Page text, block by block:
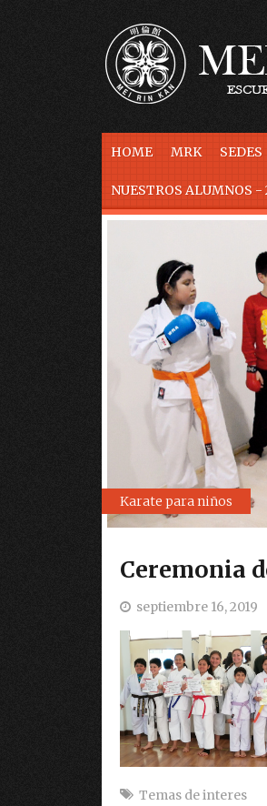
Skip to content
HOME MRK SEDES
NUESTROS ALUMNOS -
Karate para niños
Ceremonia
septiembre 16, 2019
Temas de interes